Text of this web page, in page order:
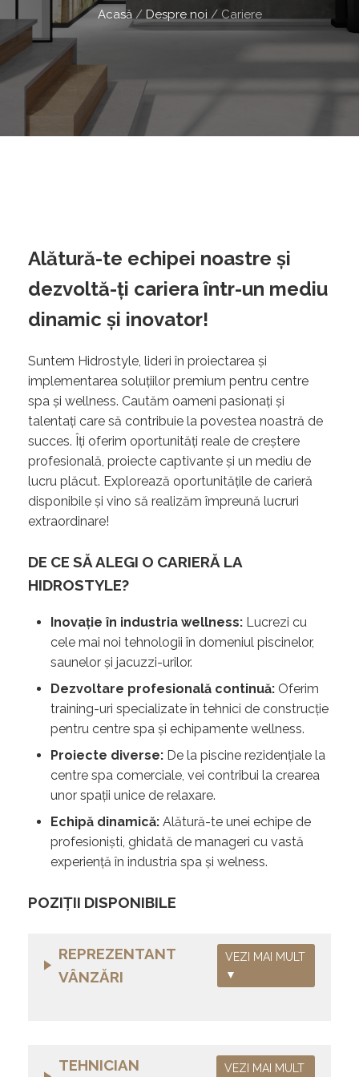
Acasă/ Despre noi / Cariere
Alătură-te echipei noastre și
dezvoltă-ți cariera într-un mediu
dinamic și inovator!
Suntem Hidrostyle, lideri în proiectarea și
implementarea soluțiilor premium pentru centre
spa și wellness. Cautăm oameni pasionați și
talentați care să contribuie la povestea noastră de
succes. Îți oferim oportunități reale de creștere
profesională, proiecte captivante și un mediu de
lucru plăcut. Explorează oportunitățile de carieră
disponibile și vino să realizăm împreună lucruri
extraordinare!
DE CE SĂ ALEGI O CARIERĂ LA
HIDROSTYLE?
Inovație în industria wellness: Lucrezi cu
cele mai noi tehnologii în domeniul piscinelor,
saunelor și jacuzzi-urilor.
Dezvoltare profesională continuă: Oferim
training-uri specializate în tehnici de construcție
pentru centre spa și echipamente wellness.
Proiecte diverse: De la piscine rezidențiale la
centre spa comerciale, vei contribui la crearea
unor spații unice de relaxare.
Echipă dinamică: Alătură-te unei echipe de
profesioniști, ghidată de manageri cu vastă
experiență în industria spa şi welness.
POZIŢII DISPONIBILE
REPREZENTANT
VÂNZĂRI
VEZI MAI MULT
▼
TEHNICIAN VEZI MAI MULT